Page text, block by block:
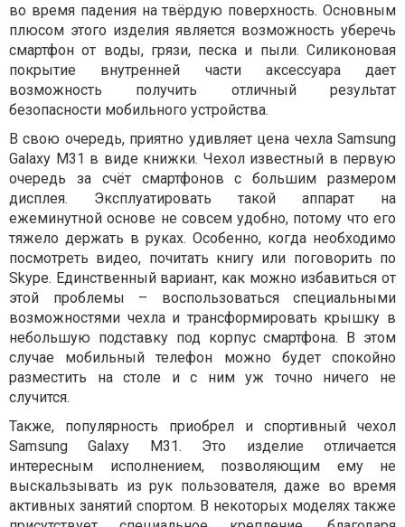
во время падения на твёрдую поверхность. Основным
плюсом этого изделия является возможность уберечь
смартфон от воды, грязи, песка и пыли. Силиконовая
покрытие внутренней части аксессуара дает
возможность получить отличный результат
безопасности мобильного устройства.
В свою очередь, приятно удивляет цена чехла Samsung
Galaxy M31 в виде книжки. Чехол известный в первую
очередь за счёт смартфонов с большим размером
дисплея. Эксплуатировать такой аппарат на
ежеминутной основе не совсем удобно, потому что его
тяжело держать в руках. Особенно, когда необходимо
посмотреть видео, почитать книгу или поговорить по
Skype. Единственный вариант, как можно избавиться от
этой проблемы – воспользоваться специальными
возможностями чехла и трансформировать крышку в
небольшую подставку под корпус смартфона. В этом
случае мобильный телефон можно будет спокойно
разместить на столе и с ним уж точно ничего не
случится.
Также, популярность приобрел и спортивный чехол
Samsung Galaxy M31. Это изделие отличается
интересным исполнением, позволяющим ему не
выскальзывать из рук пользователя, даже во время
активных занятий спортом. В некоторых моделях также